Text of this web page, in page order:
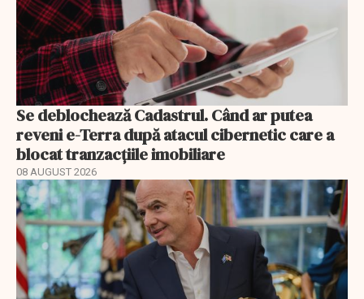
Se deblochează Cadastrul. Când ar putea
reveni e-Terra după atacul cibernetic care a
blocat tranzacțiile imobiliare
08 AUGUST 2026